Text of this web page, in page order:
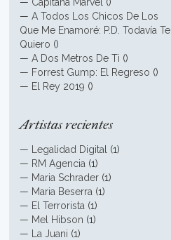
— A Todos Los Chicos De Los
Que Me Enamoré: P.D. Todavía Te
Quiero ()
— A Dos Metros De Ti ()
— Forrest Gump: El Regreso ()
— El Rey 2019 ()
Artistas recientes
— Legalidad Digital
(1)
— RM Agencia (1)
— Maria Schrader (1)
— Maria Beserra (1)
— El Terrorista (1)
— Mel Hibson (1)
—
La Juani (1)